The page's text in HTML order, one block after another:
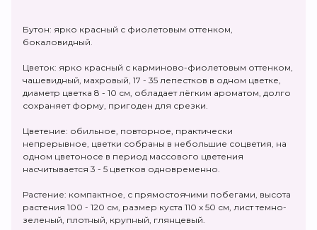
Бутон: ярко красный с фиолетовым оттенком,
бокаловидный.
Цветок: ярко красный с карминово-фиолетовым оттенком,
чашевидный, махровый, 17 - 35 лепестков в одном цветке,
диаметр цветка 8 - 10 см, обладает лёгким ароматом, долго
сохраняет форму, пригоден для срезки.
Цветение: обильное, повторное, практически
непрерывное, цветки собраны в небольшие соцветия, на
одном цветоносе в период массового цветения
насчитывается 3 - 5 цветков одновременно.
Растение: компактное, с прямостоячими побегами, высота
растения 100 - 120 см, размер куста 110 х 50 см, лист темно-
зеленый, плотный, крупный, глянцевый.